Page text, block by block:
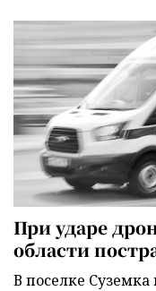
При ударе
области
В поселке Суземка